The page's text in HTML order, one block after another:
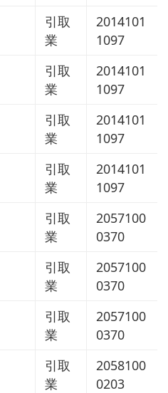
引取
業
2014101
1097
引取
業
2014101
1097
引取
業
2014101
1097
引取
業
2014101
1097
引取
業
2057100
0370
引取
業
2057100
0370
引取
業
2057100
0370
引取
業
2058100
0203